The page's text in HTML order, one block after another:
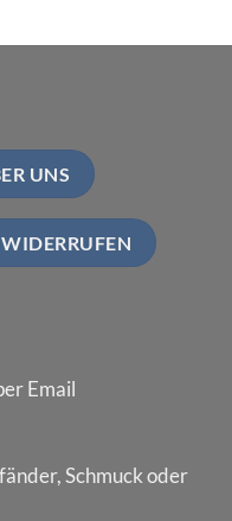
UNS
Email
Schmuck oder